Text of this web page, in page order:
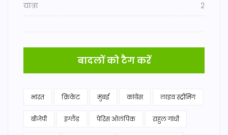
यात्रा 2
बादलों को टैग करें
भारत क्रिकेट मुंबई कांग्रेस लाइव स्ट्रीमिंग
बीजेपी इंग्लैंड पेरिस ओलंपिक राहुल गांधी